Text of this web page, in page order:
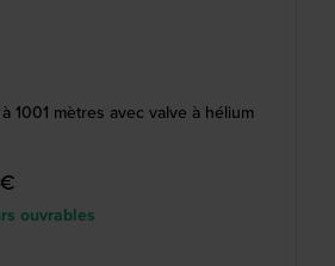
1001 mètres avec valve à hélium
ouvrables